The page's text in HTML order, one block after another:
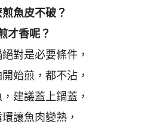
魚皮不破？
才香呢？
對是必要條件，
始煎，都不沾，
建議蓋上鍋蓋，
讓魚肉變熟，